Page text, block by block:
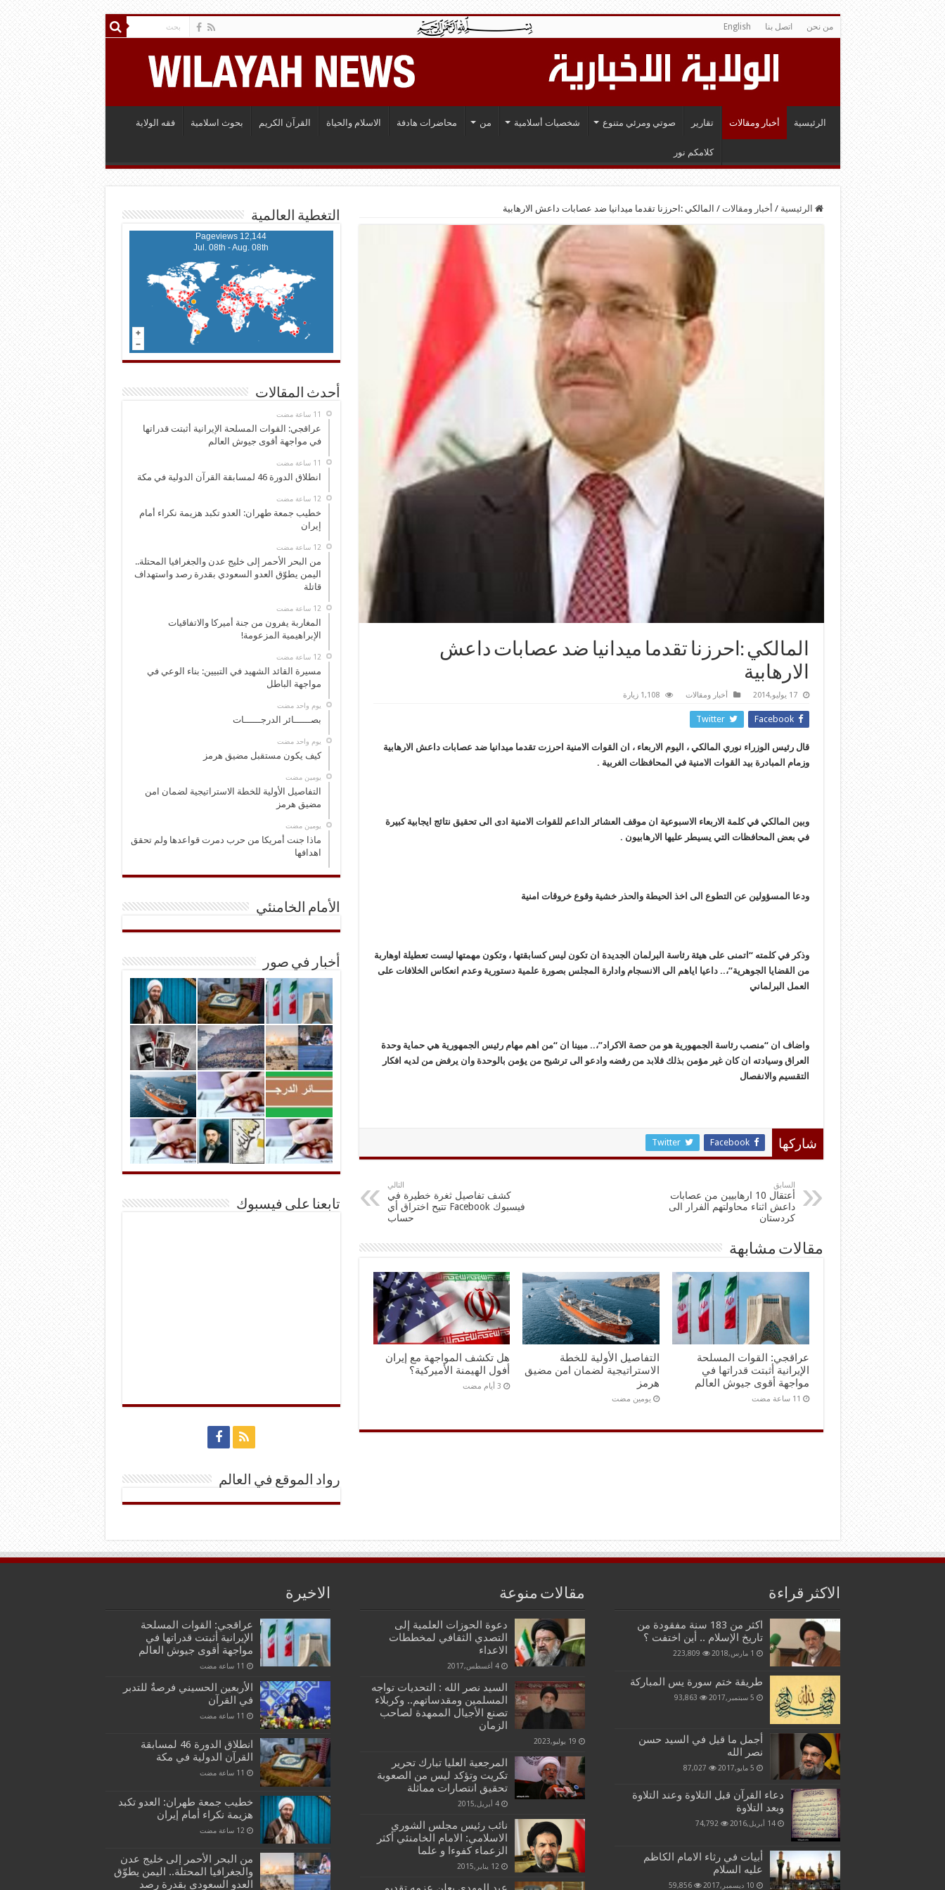
من نحن اتصل بنا English
الرئيسية أخبار ومقالات تقارير صوتي ومرئي متنوع شخصيات أسلامية من محاضرات هادفة الاسلام والحياة القرآن الكريم بحوث اسلامية فقه الولاية
كلامكم نور
الرئيسية / أخبار ومقالات / المالكي :احرزنا تقدما ميدانيا ضد عصابات داعش الارهابية
المالكي :احرزنا تقدما ميدانيا ضد عصابات داعش
الارهابية
17 يوليو,2014 أخبار ومقالات 1,108 زيارة
Facebook
Twitter
قال رئيس الوزراء نوري المالكي ، اليوم الاربعاء ، ان القوات الامنية احرزت تقدما ميدانيا ضد عصابات داعش الارهابية
وزمام المبادرة بيد القوات الامنية في المحافظات الغربية .
وبين المالكي في كلمة الاربعاء الاسبوعية ان موقف العشائر الداعم للقوات الامنية ادى الى تحقيق نتائج ايجابية كبيرة
في بعض المحافظات التي يسيطر عليها الارهابيون .
ودعا المسؤولين عن التطوع الى اخذ الحيطة والحذر خشية وقوع خروقات امنية
وذكر في كلمته “اتمنى على هيئة رئاسة البرلمان الجديدة ان تكون ليس كسابقتها ، وتكون مهمتها ليست تعطيلة اوهاربة
من القضايا الجوهرية”،.. داعيا اياهم الى الانسجام وادارة المجلس بصورة علمية دستورية وعدم انعكاس الخلافات على
العمل البرلماني
واضاف ان “منصب رئاسة الجمهورية هو من حصة الاكراد”،.. مبينا ان “من اهم مهام رئيس الجمهورية هي حماية وحدة
العراق وسيادته ان كان غير مؤمن بذلك فلابد من رفضه وادعو الى ترشيح من يؤمن بالوحدة وان يرفض من لديه افكار
التقسيم والانفصال
شاركها Facebook
Twitter
السابق
أعتقال 10 ارهابيين من عصابات
داعش اثناء محاولتهم الفرار الى
كردستان
التالي
كشف تفاصيل ثغرة خطيرة في
فيسبوك Facebook تتيح اختراق أي
حساب
مقالات مشابهة
عراقجي: القوات المسلحة
الإيرانية أثبتت قدراتها في
مواجهة أقوى جيوش العالم
التفاصيل الأولية للخطة
الاستراتيجية لضمان امن مضيق
هرمز
‏يومين مضت
هل تكشف المواجهة مع إيران
أفول الهيمنة الأميركية؟
التغطية العالمية
12,144 Pageviews
Jul. 08th - Aug. 08th
أحدث المقالات
عراقجي: القوات المسلحة الإيرانية أثبتت قدراتها
في مواجهة أقوى جيوش العالم
انطلاق الدورة 46 لمسابقة القرآن الدولية في مكة
خطيب جمعة طهران: العدو تكبد هزيمة نكراء أمام
إيران
من البحر الأحمر إلى خليج عدن والجغرافيا المحتلة..
اليمن يطوّق العدو السعودي بقدرة رصد واستهداف
قاتلة
المغاربة يفرون من جنة أميركا والاتفاقيات
الإبراهيمية المزعومة!
مسيرة القائد الشهيد في التبيين: بناء الوعي في
مواجهة الباطل
‏يوم واحد مضت
بصــــــائر الدرجــــــات
‏يوم واحد مضت
كيف يكون مستقبل مضيق هرمز
‏يومين مضت
التفاصيل الأولية للخطة الاستراتيجية لضمان امن
مضيق هرمز
‏يومين مضت
ماذا جنت أمريكا من حرب دمرت قواعدها ولم تحقق
اهدافها
الأمام الخامنئي
أخبار في صور
تابعنا على فيسبوك
رواد الموقع في العالم
الاكثر قراءة
اكثر من 183 سنة مفقودة من
تاريخ الإسلام .. أين اختفت ؟
1 مارس,2018 223,809
طريقة ختم سورة يس المباركة
5 سبتمبر,2017 93,863
أجمل ما قيل في السيد حسن
نصر الله
5 مايو,2017 87,027
دعاء القرآن قبل التلاوة وعند التلاوة
وبعد التلاوة
14 أبريل,2016 74,792
أبيات في رثاء الامام الكاظم
عليه السلام
10 ديسمبر,2017 59,856
مقالات منوعة
دعوة الحوزات العلمية إلى
التصدي الثقافي لمخططات
الاعداء
4 أغسطس,2017
السيد نصر الله : التحديات تواجه
المسلمين ومقدساتهم.. وكربلاء
تصنع الأجيال الممهدة لصاحب
الزمان
19 يوليو,2023
المرجعية العليا تبارك تحرير
تكريت وتؤكد ليس من الصعوبة
تحقيق انتصارات مماثلة
4 أبريل,2015
نائب رئيس مجلس الشوري
الاسلامي: الامام الخامنئي أكثر
الزعماء كفوءا و علما
12 يناير,2015
الاخيرة
عراقجي: القوات المسلحة
الإيرانية أثبتت قدراتها في
مواجهة أقوى جيوش العالم
الأربعين الحسيني فرصةٌ للتدبر
في القرآن
انطلاق الدورة 46 لمسابقة
القرآن الدولية في مكة
خطيب جمعة طهران: العدو تكبد
هزيمة نكراء أمام إيران
من البحر الأحمر إلى خليج عدن
والجغرافيا المحتلة.. اليمن يطوّق
العدو السعودي بقدرة رصد